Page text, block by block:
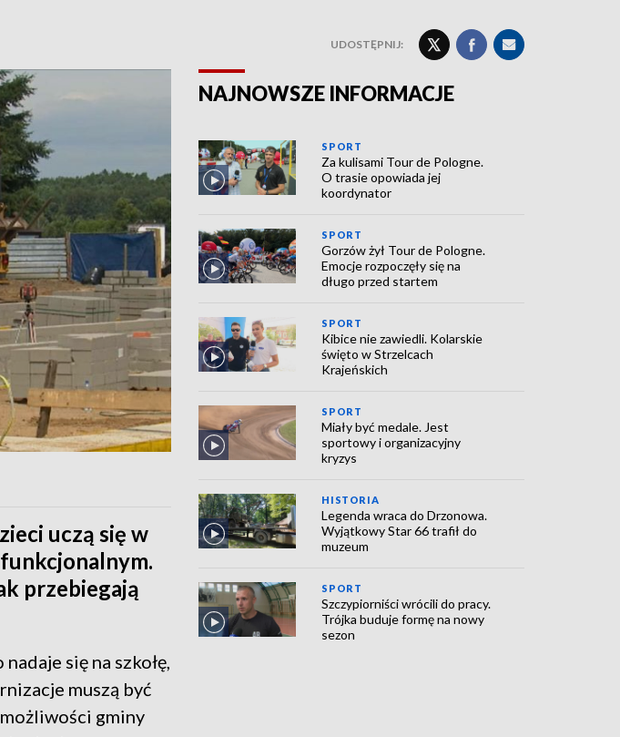
UDOSTĘPNIJ:
uczą się w
przebiegają
się na szkołę,
muszą być
gminy
NAJNOWSZE INFORMACJE
SPORT
Za kulisami Tour de Pologne.
O trasie opowiada jej
koordynator
SPORT
Gorzów żył Tour de Pologne.
Emocje rozpoczęły się na
długo przed startem
SPORT
Kibice nie zawiedli. Kolarskie
święto w Strzelcach
Krajeńskich
SPORT
Miały być medale. Jest
sportowy i organizacyjny
kryzys
HISTORIA
Legenda wraca do Drzonowa.
Wyjątkowy Star 66 trafił do
muzeum
SPORT
Szczypiorniści wrócili do pracy.
Trójka buduje formę na nowy
sezon